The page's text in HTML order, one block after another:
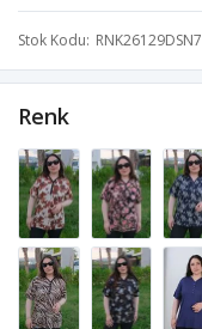
Stok Kodu RNK26129DSN7
Renk